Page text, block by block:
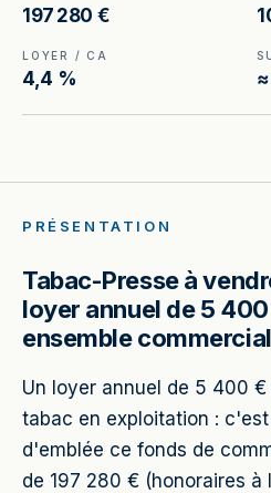
197 280 €
LOYER / CA
4,4 %
PRÉSENTATION
Tabac-Presse à
loyer annuel de 5
ensemble
Un loyer annuel de 5 400
tabac en exploitation :
d'emblée ce fonds de
de 197 280 € (honoraires à